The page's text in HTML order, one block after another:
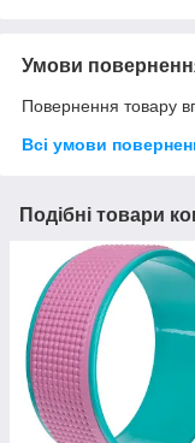
Умови
Повернення товару
Всі умови
Подібні товари